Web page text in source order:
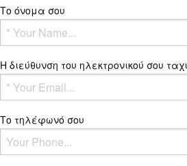
Το όνομα σου
Η διεύθυνση του ηλεκτρονικού σου
Το τηλέφωνό σου